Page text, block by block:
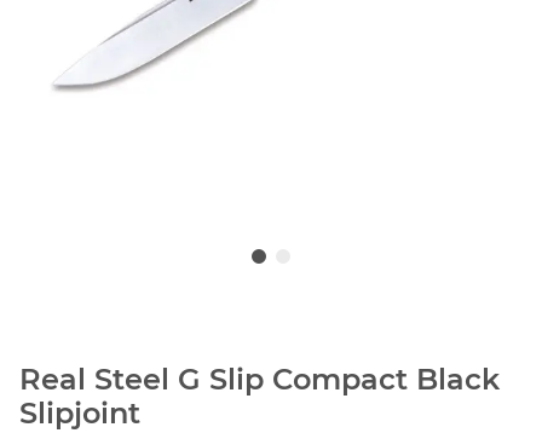
Real Steel G Slip Compact Black
Slipjoint